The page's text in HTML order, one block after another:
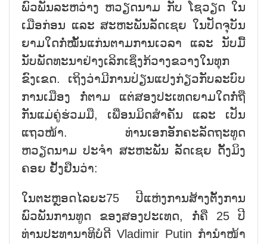
ພົວພັນລະຫວ່າງ ຫວຽດນາມ ກັບ ໂຊວຽດ ໃນ
ເມືອກ່ອນ ແລະ ສະຫະພັນລັດເຊຍ ໃນປັດຈຸບັນ
ຍາມໃດກໍ່ໝັ້ນແກ່ນຕາມການເວລາ ແລະ ນັບມື້
ນັບພັດທະນາຢ່າງເລິກເຊິ່ງກ້ວາງຂວາງໃນທຸກ
ຂົງເຂດ. ເຖິງວ່າມີການປ່ຽນແປງກ່ຽວກັບລະບົບ
ການເມືອງ ກໍ່ຕາມ ແຕ່ສອງປະເທດຍາມໃດກໍ່ຖື
ກັນແມ່ຄູ່ຮ່ວມມື, ເພື່ອນມິດສຳຄັນ ແລະ ເປັນ
ແຖວໜ້າ. ທ່ານເອກອັກຄະລັດຖະທູດ
ຫວຽດນາມ ປະຈຳ ສະຫະພັນ ລັດເຊຍ ດັ້ງມິງ
ຄອຍ ຢັ້ງຢືນວ່າ:
ໃນຕະຫຼອດໄລຍະ75 ປີແຫ່ງການສ້າງຕັ້ງການ
ພົວພັນການທູດ ຂອງສອງປະເທດ, ກໍ່ຄື 25 ປີ
ທ່ານປະທານາທິບໍດີ Vladimir Putin ກຳນຳໜ້າ